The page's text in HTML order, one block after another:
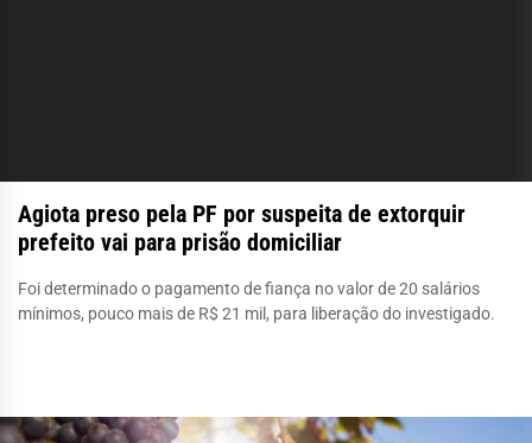
Agiota preso pela PF por suspeita de extorquir
prefeito vai para prisão domiciliar
Foi determinado o pagamento de fiança no valor de 20 salários
mínimos, pouco mais de R$ 21 mil, para liberação do investigado.